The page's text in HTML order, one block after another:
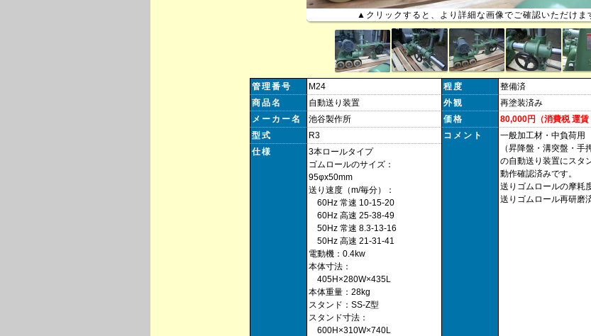
▲クリックすると、より詳細な画像でご確認いただけま
管理番号
M24
商品名
自動送り装置
メーカー名
池谷製作所
型式
R3
仕様
3本ロールタイプ
ゴムロールのサイズ：
95φx50mm
送り速度（m/毎分）：
60Hz 常速 10-15-20
60Hz 高速 25-38-49
50Hz 常速 8.3-13-16
50Hz 高速 21-31-41
電動機：0.4kw
本体寸法：
405H×280W×435L
本体重量：28kg
スタンド：SS-Z型
スタンド寸法：
600H×310W×740L
程度
整備済
外観
再塗装済み
価格
80,000円（消費税 運賃
コメント
一般加工材・中負荷用
（昇降盤・溝突盤・手
の自動送り装置にスタ
動作確認済みです。
送りゴムロールの摩耗
送りゴムロール再研磨